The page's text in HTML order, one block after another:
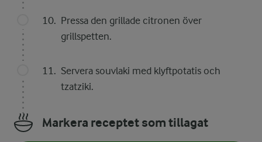
Pressa den grillade citronen över
grillspetten.
Servera souvlaki med klyftpotatis och
tzatziki.
Markera receptet som tillagat